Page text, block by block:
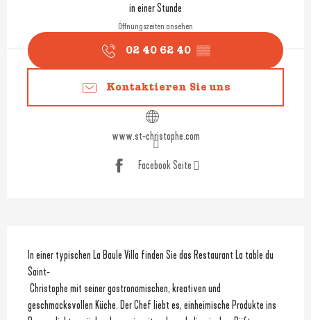
in einer Stunde
Öffnungszeiten ansehen
02 40 62 40 ▒▒
Kontaktieren Sie uns
www.st-christophe.com
Facebook Seite
Beschreibung
In einer typischen La Baule Villa finden Sie das Restaurant La table du
Saint-
geschmacksvollen Küche. Der Chef liebt es, einheimische Produkte ins